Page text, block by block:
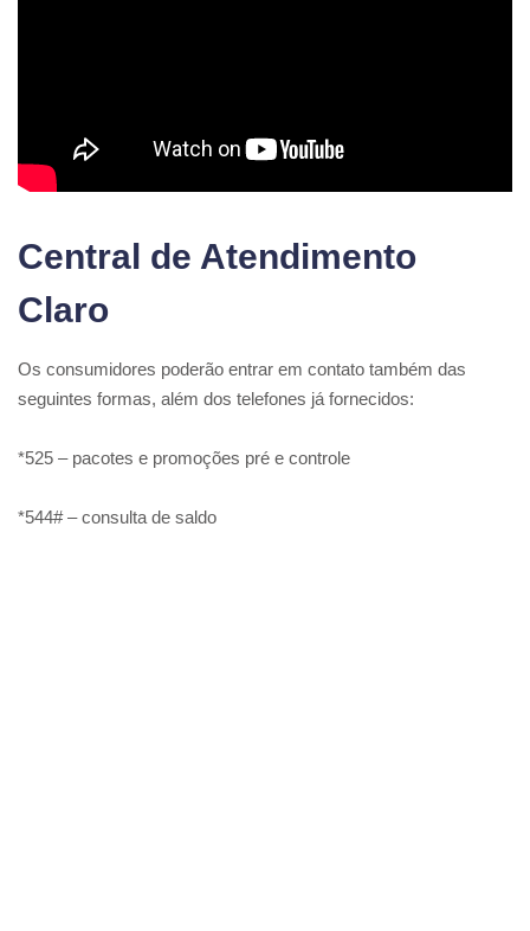
Central de Atendimento
Claro
Os consumidores poderão entrar em contato também das
seguintes formas, além dos telefones já fornecidos:
*525 – pacotes e promoções pré e controle
*544# – consulta de saldo